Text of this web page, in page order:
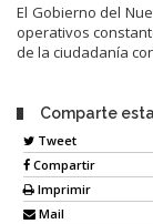
El Gobierno del
operativos
de la ciudadanía
Comparte
Tweet
Compartir
Imprimir
Mail